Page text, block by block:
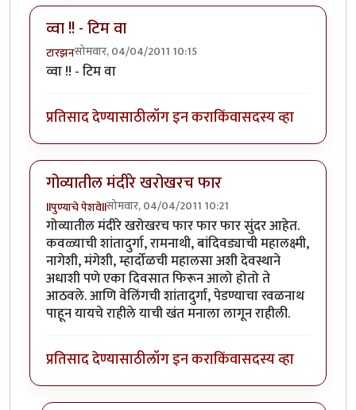
व्वा !! - टिम वा
टारझनसोमवार, 04/04/2011 10:15
व्वा !! - टिम वा
प्रतिसाद देण्यासाठीलॉग इन कराकिंवासदस्य व्हा
गोव्यातील मंदीरे खरोखरच फार
llपुण्याचे पेशवेllसोमवार, 04/04/2011 10:21
गोव्यातील मंदीरे खरोखरच फार फार फार सुंदर आहेत.
कवळ्याची शांतादुर्गा, रामनाथी, बांदिवड्याची महालक्ष्मी,
नागेशी, मंगेशी, म्हार्दोळची महालसा अशी देवस्थाने
अधाशी पणे एका दिवसात फिरून आलो होतो ते
आठवले. आणि वेलिंगची शांतादुर्गा, पेडण्याचा रवळनाथ
पाहून यायचे राहीले याची खंत मनाला लागून राहीली.
प्रतिसाद देण्यासाठीलॉग इन कराकिंवासदस्य व्हा